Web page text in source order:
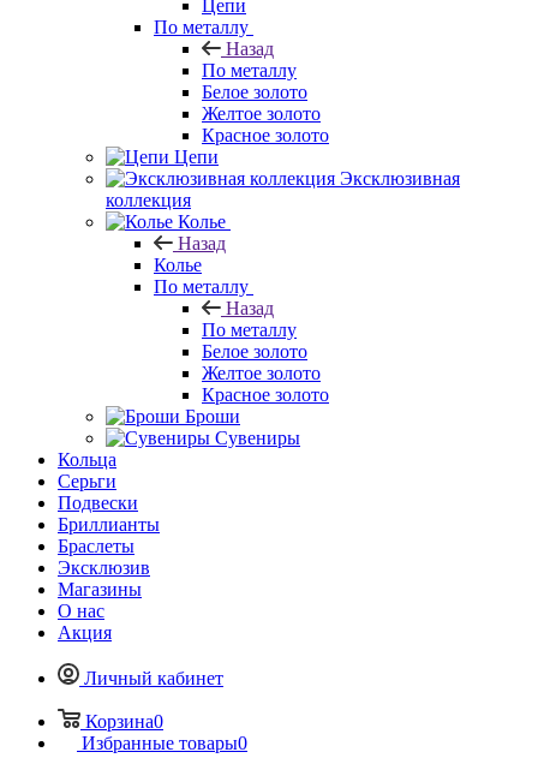
Цепи
По металлу
Назад
По металлу
Белое золото
Желтое золото
Красное золото
Цепи
Эксклюзивная
коллекция
Колье
Назад
Колье
По металлу
Назад
По металлу
Белое золото
Желтое золото
Красное золото
Броши
Сувениры
Кольца
Серьги
Подвески
Бриллианты
Браслеты
Эксклюзив
Магазины
О нас
Акция
Личный кабинет
Корзина0
Избранные товары0